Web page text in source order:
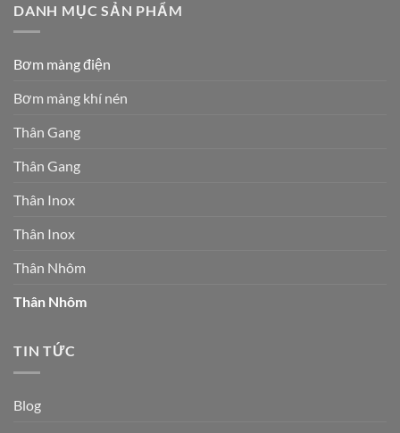
DANH MỤC SẢN PHẨM
Bơm màng điện
Bơm màng khí nén
Thân Gang
Thân Gang
Thân Inox
Thân Inox
Thân Nhôm
Thân Nhôm
TIN TỨC
Blog